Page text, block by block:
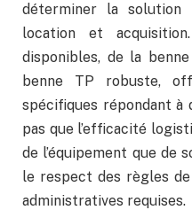
déterminer la solution
location et
disponibles, de la
benne TP robuste,
spécifiques répondant à
pas que l’efficacité
de l’équipement que de
le respect des règles
administratives requises.